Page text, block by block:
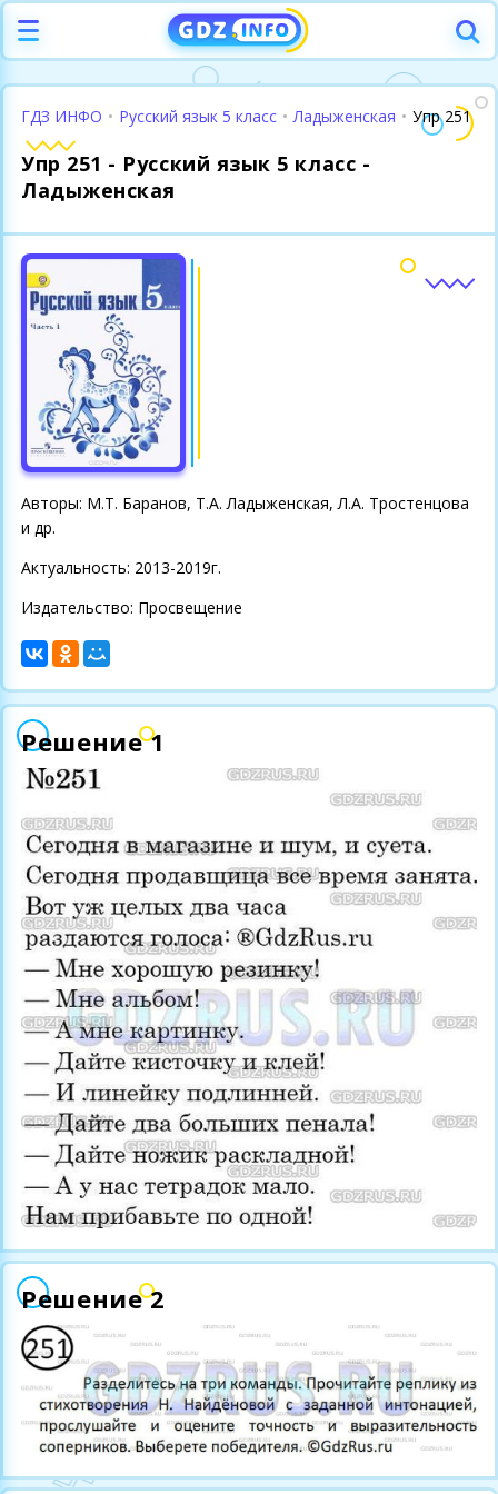
ГДЗ ИНФО • Русский язык 5 класс • Ладыженская • Упр 251
Упр 251 - Русский язык 5 класс -
Ладыженская
Авторы: М.Т. Баранов, Т.А. Ладыженская, Л.А. Тростенцова
и др.
Актуальность: 2013-2019г.
Издательство: Просвещение
Решение 1
Решение 2